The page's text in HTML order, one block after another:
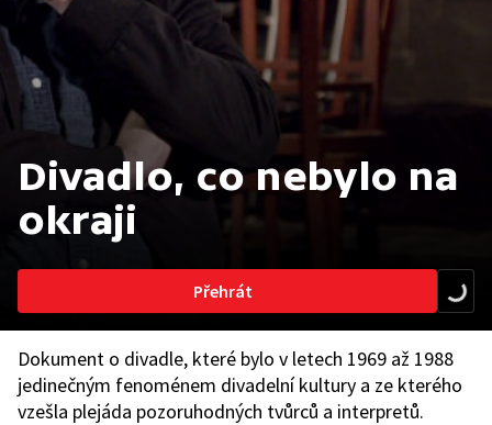
Divadlo, co nebylo na
okraji
Přehrát
Dokument o divadle, které bylo v letech 1969 až 1988
jedinečným fenoménem divadelní kultury a ze kterého
vzešla plejáda pozoruhodných tvůrců a interpretů.